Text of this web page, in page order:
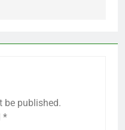
be published.
*